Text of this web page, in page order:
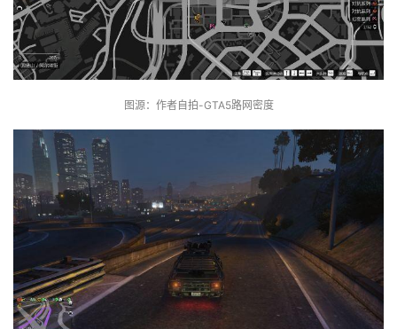
图源：作者自拍-GTA5路网密度